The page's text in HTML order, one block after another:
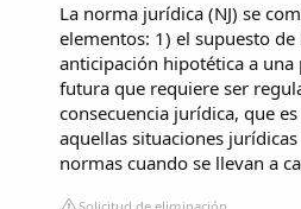
La norma jurídica (NJ) se
elementos: 1) el supuesto de
anticipación hipotética a una
futura que requiere ser
consecuencia jurídica, que
aquellas situaciones
normas cuando se llevan a